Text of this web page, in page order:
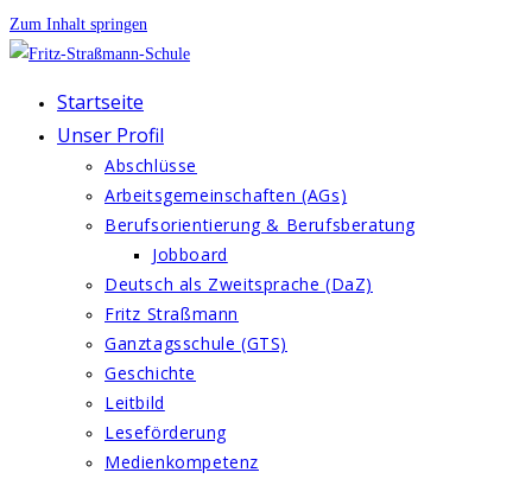
Zum Inhalt springen
Startseite
Unser Profil
Abschlüsse
Arbeitsgemeinschaften (AGs)
Berufsorientierung & Berufsberatung
Jobboard
Deutsch als Zweitsprache (DaZ)
Fritz Straßmann
Ganztagsschule (GTS)
Geschichte
Leitbild
Leseförderung
Medienkompetenz